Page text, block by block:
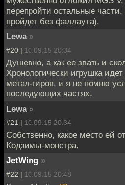
перепройти остальные
пройдет без фаллаута).
Lewa »
#20 | 10.09.15 20:34
Душевно, а как ее звать и
Хронологически игрушка
метал-гиров, и я не помню
последующих частях.
Lewa »
#21 | 10.09.15 20:34
Собственно, какое место ей
Кодзимы-монстра.
JetWing »
#22 | 10.09.15 20:48